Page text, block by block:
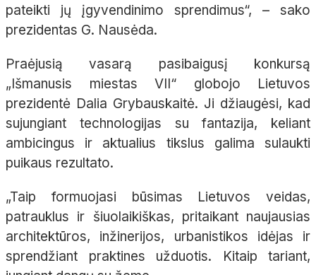
pateikti jų įgyvendinimo sprendimus“, – sako
prezidentas G. Nausėda.
Praėjusią vasarą pasibaigusį konkursą
„Išmanusis miestas VII“ globojo Lietuvos
prezidentė Dalia Grybauskaitė. Ji džiaugėsi, kad
sujungiant technologijas su fantazija, keliant
ambicingus ir aktualius tikslus galima sulaukti
puikaus rezultato.
„Taip formuojasi būsimas Lietuvos veidas,
patrauklus ir šiuolaikiškas, pritaikant naujausias
architektūros, inžinerijos, urbanistikos idėjas ir
sprendžiant praktines užduotis. Kitaip tariant,